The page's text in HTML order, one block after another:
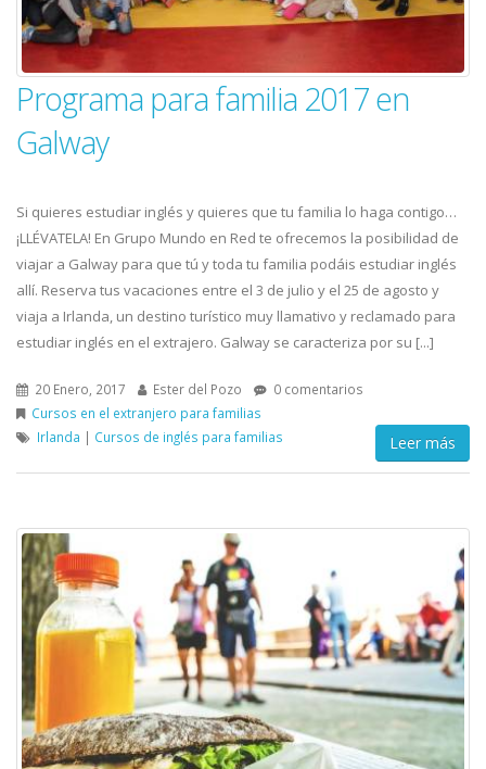
Programa para familia 2017 en
Galway
Si quieres estudiar inglés y quieres que tu familia lo haga contigo…
¡LLÉVATELA! En Grupo Mundo en Red te ofrecemos la posibilidad de
viajar a Galway para que tú y toda tu familia podáis estudiar inglés
allí. Reserva tus vacaciones entre el 3 de julio y el 25 de agosto y
viaja a Irlanda, un destino turístico muy llamativo y reclamado para
estudiar inglés en el extrajero. Galway se caracteriza por su [...]
20 Enero, 2017 Ester del Pozo
0 comentarios
Cursos en el extranjero para familias
Irlanda | Cursos de inglés para familias Leer más